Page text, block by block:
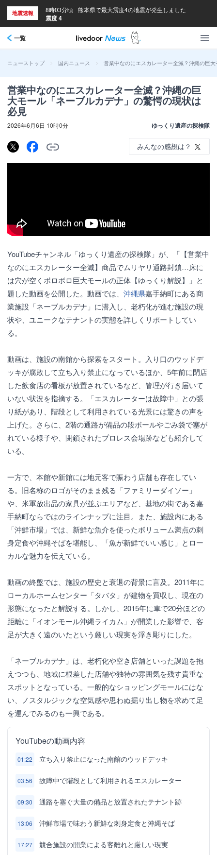
地震速報 8時03分頃 熊本県で最大震度4の地震が発生しました
震度 4
一覧
ニューストップ > 国内ニュース > 営業中なのにエスカレーター全滅？沖縄の巨
営業中なのにエスカレーター全滅？沖縄の巨
大モール「ネーブルカデナ」の驚愕の現状は
必見
2026年6月6日 10時0分 ゆっくり遺産の探検隊
みんなの感想は？
YouTubeチャンネル「ゆっくり遺産の探検隊」が、「【営業中
なのにエスカレーター全滅】商品でムリヤリ通路封鎖…床に
は穴が空くボロボロ巨大モールの正体【ゆっくり解説】」と
題した動画を公開した。動画では、 沖縄県嘉手納町にある商
業施設「ネーブルカデナ」に潜入し、老朽化が進む施設の現
状や、ユニークなテナントの実態を詳しくリポートしてい
る。
動画は、施設の南館から探索をスタート。入り口のウッドデ
ッキが腐敗して立ち入り禁止になっているほか、5年前に閉店
した飲食店の看板が放置されているなど、管理が行き届いて
いない状況を指摘する。「エスカレーターは故障中」との張
り紙があり、階段として利用されている光景には驚きの声を
上げた。さらに、2階の通路が備品の段ボールやごみ袋で塞が
れている様子や、閉鎖されたプロレス会場跡なども紹介して
いる。
一方で、本館や新館には地元客で賑わう店舗も存在してい
る。旧名称のロゴがそのまま残る「ファミリーダイソー」
や、米軍放出品の家具が並ぶエリアなど、基地の街である嘉
手納町ならではのラインナップに注目。また、施設内にある
「沖鮮市場」では、新鮮な魚介を使ったボリューム満点の刺
身定食や沖縄そばを堪能し、「魚が新鮮でいい感じ」とロー
カルな魅力を伝えている。
動画の終盤では、施設の歴史と衰退の背景に言及。2011年に
ローカルホームセンター「タバタ」が建物を買収し、現在の
形態になったと解説する。しかし、2015年に車で20分ほどの
距離に「イオンモール沖縄ライカム」が開業した影響で、客
足が大きく遠のいたという厳しい現実を浮き彫りにした。
「ネーブルカデナ」は、老朽化や空き店舗といった課題を抱
えつつも、地域に根差した店舗や独特の雰囲気を残す貴重な
スポットとなっている。一般的なショッピングモールにはな
い、ノスタルジックな空気感や思わぬ掘り出し物を求めて足
を運んでみるのも一興である。
YouTubeの動画内容
01:22 立ち入り禁止になった南館のウッドデッキ
03:56 故障中で階段として利用されるエスカレーター
09:30 通路を塞ぐ大量の備品と放置されたテナント跡
13:06 沖鮮市場で味わう新鮮な刺身定食と沖縄そば
17:27 競合施設の開業による客離れと厳しい現実